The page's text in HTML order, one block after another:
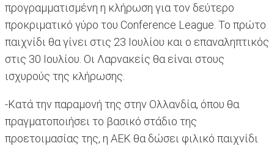
προγραμματισμένη η κλήρωση για τον δεύτερο
προκριματικό γύρο του Conference League. Το πρώτο
παιχνίδι θα γίνει στις 23 Ιουλίου και ο επαναληπτικός
στις 30 Ιουλίου. Οι Λαρνακείς θα είναι στους
ισχυρούς της κλήρωσης.
-Κατά την παραμονή της στην Ολλανδία, όπου θα
πραγματοποιήσει το βασικό στάδιο της
προετοιμασίας της, η ΑΕΚ θα δώσει φιλικό παιχνίδι